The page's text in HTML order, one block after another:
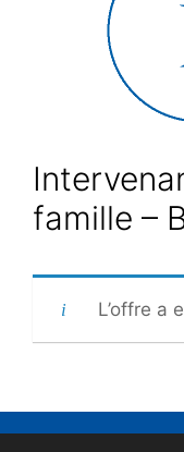
famille –
L’offre a